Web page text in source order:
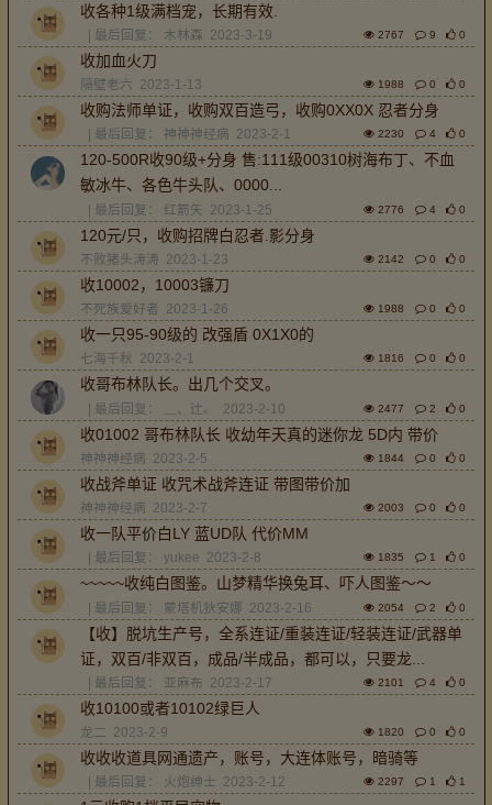
收各种1级满档宠，长期有效.
| 最后回复： 木林森 2023-3-19 2767 9 0
收加血火刀
隔壁老六 2023-1-13 1988 0 0
收购法师单证，收购双百造弓，收购0XX0X 忍者分身
| 最后回复： 神神神经病 2023-2-1 2230 4 0
120-500R收90级+分身 售:111级00310树海布丁、不血
敏冰牛、各色牛头队、0000...
| 最后回复： 红箭矢 2023-1-25 2776 4 0
120元/只，收购招牌白忍者.影分身
不败猪头涛涛 2023-1-23 2142 0 0
收10002，10003镰刀
不死族爱好者 2023-1-26 1988 0 0
收一只95-90级的 改强盾 0X1X0的
七海千秋 2023-2-1 1816 0 0
收哥布林队长。出几个交叉。
| 最后回复： ﹏、辻。 2023-2-10 2477 2 0
收01002 哥布林队长 收幼年天真的迷你龙 5D内 带价
神神神经病 2023-2-5 1844 0 0
收战斧单证 收咒术战斧连证 带图带价加
神神神经病 2023-2-7 2003 0 0
收一队平价白LY 蓝UD队 代价MM
| 最后回复： yukee 2023-2-8 1835 1 0
~~~~~收纯白图鉴。山梦精华换兔耳、吓人图鉴～～
| 最后回复： 蒙塔机狄安娜 2023-2-16 2054 2 0
【收】脱坑生产号，全系连证/重装连证/轻装连证/武器单
证，双百/非双百，成品/半成品，都可以，只要龙...
| 最后回复： 亚麻布 2023-2-17 2101 4 0
收10100或者10102绿巨人
龙二 2023-2-9 1820 0 0
收收收道具网通遗产，账号，大连体账号，暗骑等
| 最后回复： 火炮绅士 2023-2-12 2297 1 1